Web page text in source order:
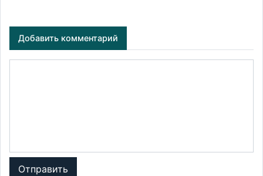
Добавить комментарий
Отправить